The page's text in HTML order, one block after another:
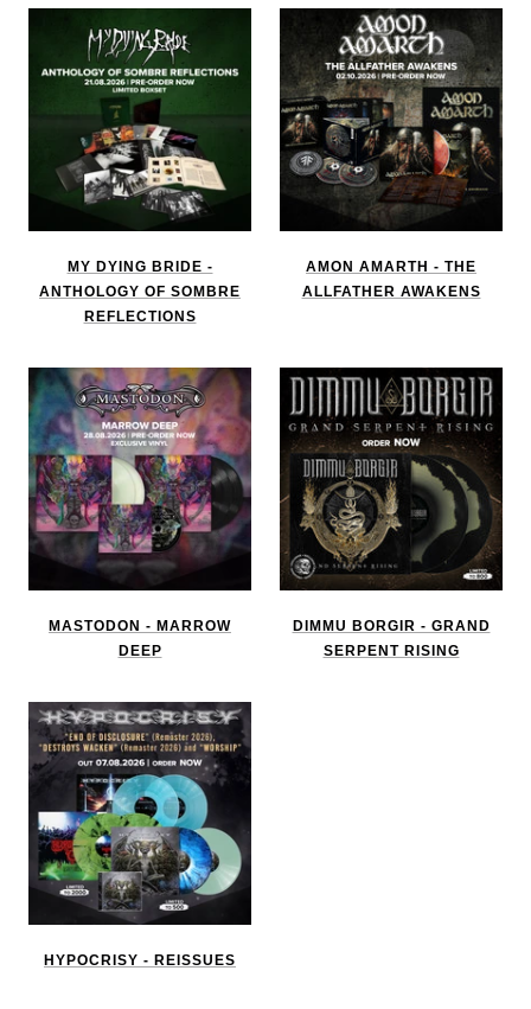
MY DYING BRIDE -
ANTHOLOGY OF SOMBRE
REFLECTIONS
AMON AMARTH - THE
ALLFATHER AWAKENS
MASTODON - MARROW
DEEP
DIMMU BORGIR - GRAND
SERPENT RISING
HYPOCRISY - REISSUES